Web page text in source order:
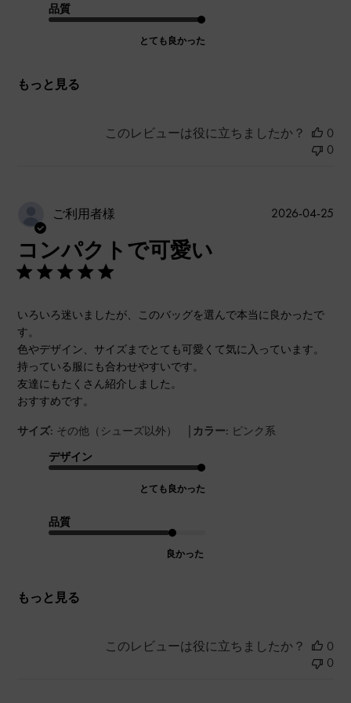
品質
とても良かった
もっと見る
このレビューは役に立ちましたか？
0
0
ご利用者様
コンパクトで可愛い
いろいろ迷いましたが、このバッグを選んで本当に良かったで
す。
色やデザイン、サイズまでとても可愛くて気に入っています。
持っている服にも合わせやすいです。
友達にもたくさん紹介しました。
おすすめです。
サイズ: その他（シューズ以外） | カラー: ピンク系
デザイン
とても良かった
品質
良かった
もっと見る
公
2026-04-25
このレビューは役に立ちましたか？
0
0